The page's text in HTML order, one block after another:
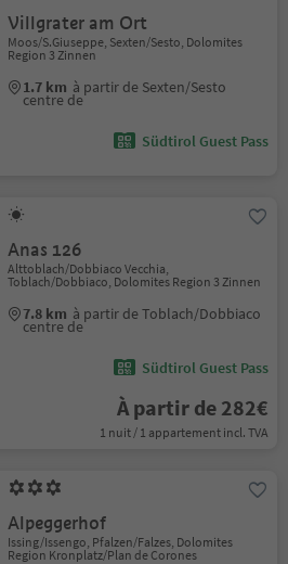
Villgrater am Ort
Moos/S.Giuseppe, Sexten/Sesto, Dolomites
Region 3 Zinnen
1.7 km à partir de Sexten/Sesto
centre de
Südtirol Guest Pass
Anas 126
Alttoblach/Dobbiaco Vecchia,
Toblach/Dobbiaco, Dolomites Region 3 Zinnen
7.8 km à partir de Toblach/Dobbiaco
centre de
Südtirol Guest Pass
À partir de 282€
1 nuit / 1 appartement incl. TVA
Alpeggerhof
Issing/Issengo, Pfalzen/Falzes, Dolomites
Region Kronplatz/Plan de Corones